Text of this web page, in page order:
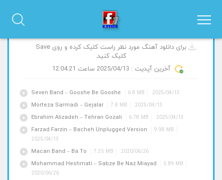
آهنگ های جدید و پیشنهادی
برای دانلود آهنگ مورد نظر راست کلیک کرده و روی Save
کلیک کنید.
آخرین آپدیت : 2025/04/13 ساعت 12:04:21
Seven Band – Gooshe Be Gooshe 6.8 MB 2025/04/13
Morteza Sarmadi – Gejalar 7.8 MB 2025/04/13
Ebrahim Alizadeh – Tehran Gozali 6.78 MB 2025/04/13
Farzad Farzin – Bacheh Unplugged Version
9.98 MB
2025/04/13
Macan Band – Ba To 7.35 MB 2020/06/26
Mohammad Heshmati – Sabze Be Naz Miayad
5.89 MB
2020/06/26